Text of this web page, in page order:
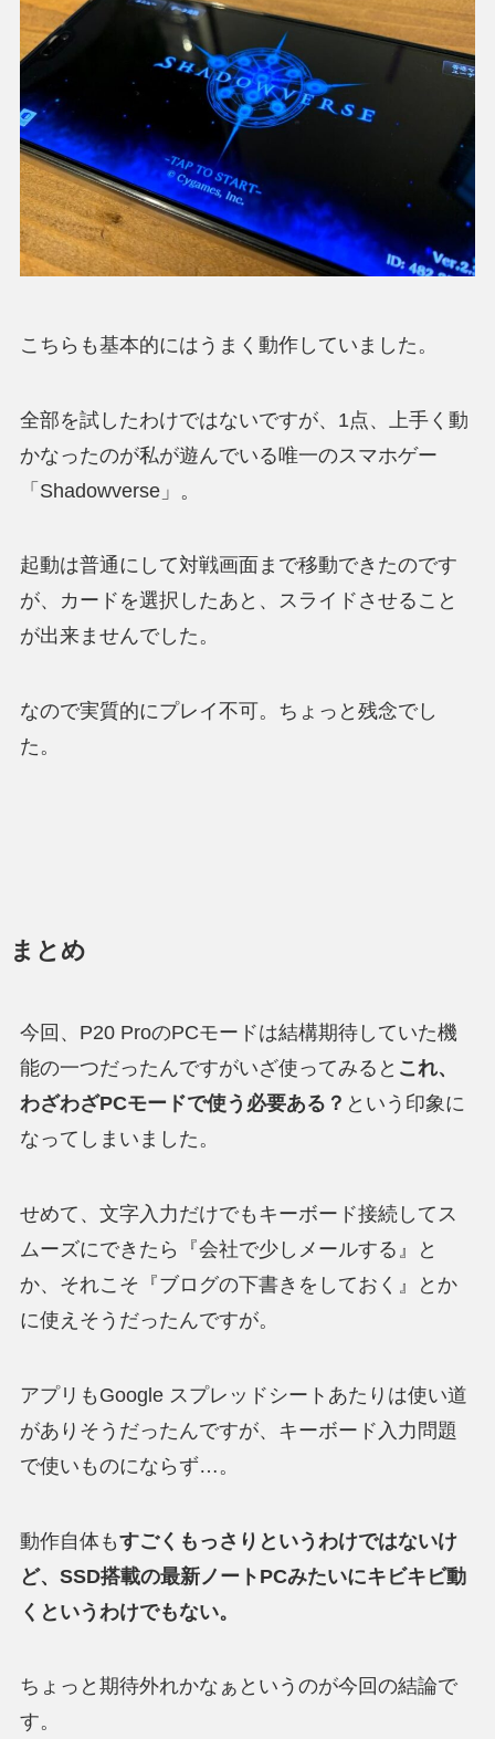
こちらも基本的にはうまく動作していました。
全部を試したわけではないですが、1点、上手く動
かなったのが私が遊んでいる唯一のスマホゲー
「Shadowverse」。
起動は普通にして対戦画面まで移動できたのです
が、カードを選択したあと、スライドさせること
が出来ませんでした。
なので実質的にプレイ不可。ちょっと残念でし
た。
まとめ
今回、P20 ProのPCモードは結構期待していた機
能の一つだったんですがいざ使ってみると これ、
わざわざPCモードで使う必要ある？ という印象に
なってしまいました。
せめて、文字入力だけでもキーボード接続してス
ムーズにできたら『会社で少しメールする』と
か、それこそ『ブログの下書きをしておく』とか
に使えそうだったんですが。
アプリもGoogle スプレッドシートあたりは使い道
がありそうだったんですが、キーボード入力問題
で使いものにならず…。
動作自体もすごくもっさりというわけではないけ
ど、SSD搭載の最新ノートPCみたいにキビキビ動
くというわけでもない。
ちょっと期待外れかなぁというのが今回の結論で
す。